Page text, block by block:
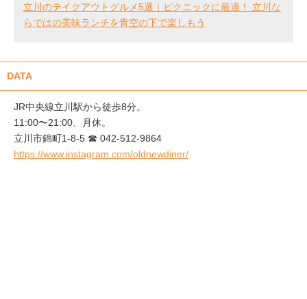
立川のテイクアウトグルメ5選｜ピクニックに最適！ 立川な
らではの美味ランチを青空の下で楽しもう
DATA
JR中央線立川駅から徒歩8分。
11:00〜21:00、月休。
立川市錦町1-8-5 ☎︎ 042-512-9864
https://www.instagram.com/oldnewdiner/